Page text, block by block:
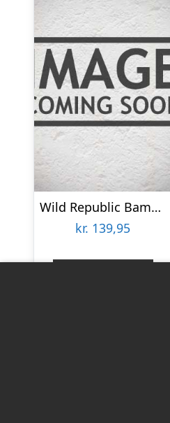
Wild Republic Bamse – 28×22 cm – Mini Spinosaurus
kr. 139,95